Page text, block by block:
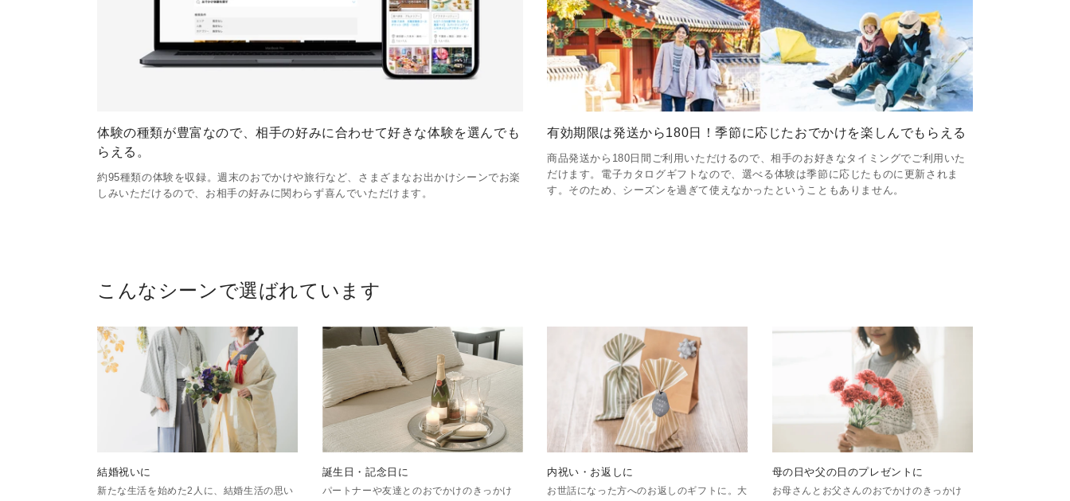
体験の種類が豊富なので、相手の好みに合わせて好きな体験を選んでも
らえる。
約95種類の体験を収録。週末のおでかけや旅行など、さまざまなお出かけシーンでお楽
しみいただけるので、お相手の好みに関わらず喜んでいただけます。
有効期限は発送から180日！季節に応じたおでかけを楽しんでもらえる
商品発送から180日間ご利用いただけるので、相手のお好きなタイミングでご利用いた
だけます。電子カタログギフトなので、選べる体験は季節に応じたものに更新されま
す。そのため、シーズンを過ぎて使えなかったということもありません。
こんなシーンで選ばれています
結婚祝いに
新たな生活を始めた2人に、結婚生活の思い
誕生日・記念日に
パートナーや友達とのおでかけのきっかけ
内祝い・お返しに
お世話になった方へのお返しのギフトに。大
母の日や父の日のプレゼントに
お母さんとお父さんのおでかけのきっかけ